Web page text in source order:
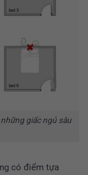
giấc ngủ sâu
có điểm tựa